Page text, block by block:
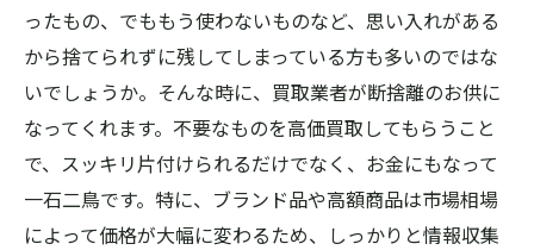
ったもの、でももう使わないものなど、思い入れがある
から捨てられずに残してしまっている方も多いのではな
いでしょうか。そんな時に、買取業者が断捨離のお供に
なってくれます。不要なものを高価買取してもらうこと
で、スッキリ片付けられるだけでなく、お金にもなって
一石二鳥です。特に、ブランド品や高額商品は市場相場
によって価格が大幅に変わるため、しっかりと情報収集